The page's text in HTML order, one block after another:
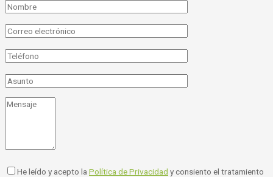
He leído y acepto la Política de Privacidad y consiento el tratamiento